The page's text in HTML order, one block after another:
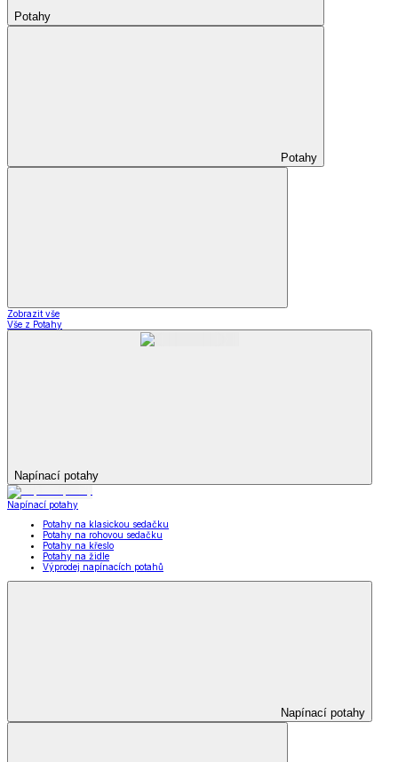
Potahy
Potahy
Zobrazit vše
Vše z Potahy
Napínací potahy
Napínací potahy
Potahy na klasickou sedačku
Potahy na rohovou sedačku
Potahy na křeslo
Potahy na židle
Výprodej napínacích potahů
Napínací potahy